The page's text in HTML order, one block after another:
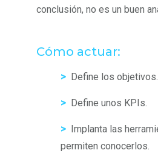
conclusión, no es un buen
Cómo actuar:
> Define los objetivos.
> Define unos KPIs.
> Implanta las
permiten conocerlos.